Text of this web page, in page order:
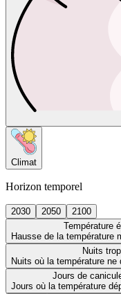
Climat
Horizon temporel
2030 2050
2100
Température
Hausse de la température
Nuits
Nuits où la température ne
Jours de
Jours où la température